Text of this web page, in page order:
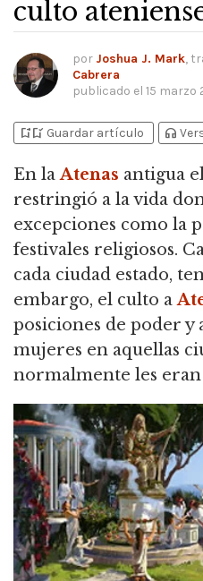
culto
por Joshua J. Mark,
Cabrera
publicado el 15 marzo
bookmark_addbookmark_added Guardar artículo headphones
En laAtenas antigua
restringió a la vida
excepciones como la
festivales religiosos.
cada ciudad estado,
embargo, el culto a
posiciones de poder y
mujeres en aquellas
normalmente les eran